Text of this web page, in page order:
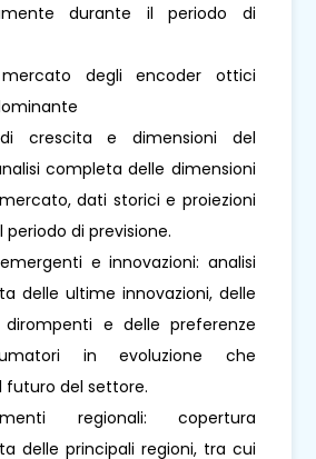
durante il periodo di
degli encoder ottici
di crescita e dimensioni del
completa delle dimensioni
dati storici e proiezioni
periodo di previsione.
e innovazioni: analisi
delle ultime innovazioni, delle
dirompenti e delle preferenze
in evoluzione che
futuro del settore.
regionali: copertura
delle principali regioni, tra cui